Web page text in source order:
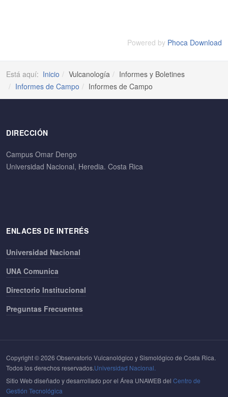
Powered by Phoca Download
Está aquí: Inicio Vulcanología
Informes y Boletines
Informes de Campo
Informes de Campo
DIRECCIÓN
Campus Omar Dengo
Universidad Nacional, Heredia. Costa Rica
ENLACES DE INTERÉS
Universidad Nacional
UNA Comunica
Directorio Institucional
Preguntas Frecuentes
Copyright © 2026 Observatorio Vulcanológico y Sismológico de Costa Rica.
Todos los derechos reservados.Universidad Nacional.
Sitio Web diseñado y desarrollado por el Área UNAWEB del Centro de
Gestión Tecnológica